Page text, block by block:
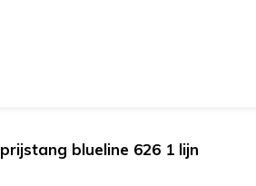
prijstang blueline 626 1 lijn